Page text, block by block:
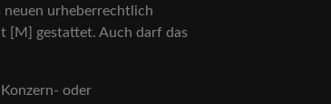
urheberrechtlich
[M] gestattet. Auch darf das
oder